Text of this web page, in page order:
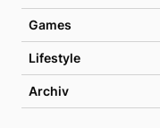
Games
Lifestyle
Archiv